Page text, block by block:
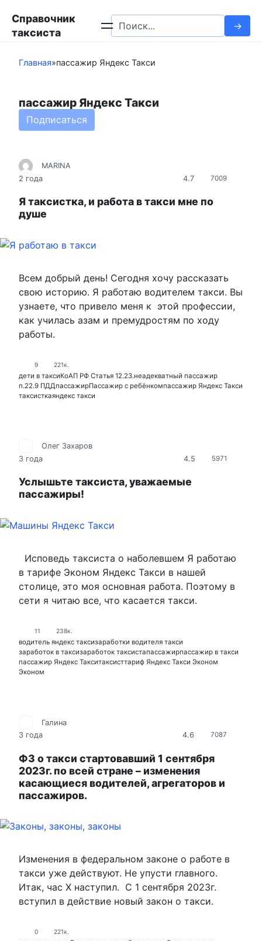
контенту
Справочник
таксиста
Search
for:
Главная»пассажир Яндекс Такси
пассажир Яндекс Такси
Подписаться
7009
4.7
MARINA
2 года
Я таксистка, и работа в такси мне по
душе
Всем добрый день! Сегодня хочу рассказать
свою историю. Я работаю водителем такси. Вы
узнаете, что привело меня к этой профессии,
как училась азам и премудростям по ходу
работы.
9 221к.
дети в таксиКоАП РФ Статья 12.23.неадекватный пассажир
п.22.9 ПДДпассажирПассажир с ребёнкомпассажир Яндекс Такси
таксисткаяндекс такси
5971
4.5
Олег Захаров
3 года
Услышьте таксиста, уважаемые
пассажиры!
Исповедь таксиста о наболевшем Я работаю
в тарифе Эконом Яндекс Такси в нашей
столице, это моя основная работа. Поэтому в
сети я читаю все, что касается такси.
11 238к.
водитель яндекс таксизаработки водителя такси
заработок в таксизаработок таксистапассажирпассажир в такси
пассажир Яндекс Такситаксисттариф Яндекс Такси Эконом
Эконом
7087
4.6
Галина
3 года
ФЗ о такси стартовавший 1 сентября
2023г. по всей стране – изменения
касающиеся водителей, агрегаторов и
пассажиров.
Изменения в федеральном законе о работе в
такси уже действуют. Не упусти главного.
Итак, час Х наступил. С 1 сентября 2023г.
вступил в действие новый закон о такси.
0 221к.